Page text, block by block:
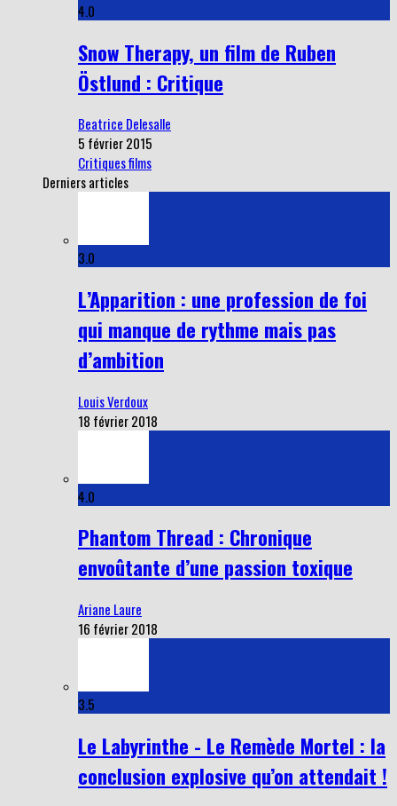
4.0
Snow Therapy, un film de Ruben
Östlund : Critique
Beatrice Delesalle
5 février 2015
Critiques films
Derniers articles
3.0
L’Apparition : une profession de foi
qui manque de rythme mais pas
d’ambition
Louis Verdoux
18 février 2018
4.0
Phantom Thread : Chronique
envoûtante d’une passion toxique
Ariane Laure
16 février 2018
3.5
Le Labyrinthe - Le Remède Mortel : la
conclusion explosive qu’on attendait !